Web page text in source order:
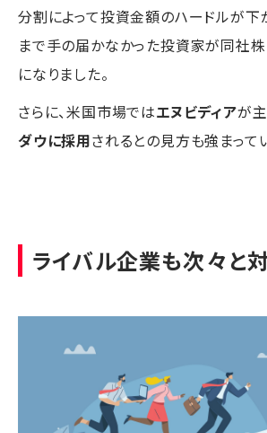
分割によって投資金額のハードルが下
まで手の届かなかった投資家が同社
になりました。
さらに、米国市場ではエヌビディアが
ダウに採用されるとの見方も強まって
ライバル企業も次々と